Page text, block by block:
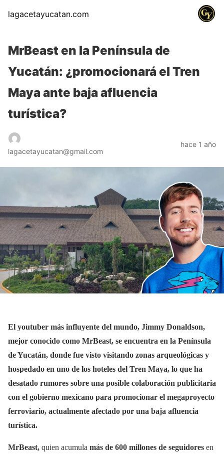
lagacetayucatan.com
MrBeast en la Península de
Yucatán: ¿promocionará el Tren
Maya ante baja afluencia
turística?
lagacetayucatan@gmail.com
hace 1 año
El youtuber más influyente del mundo, Jimmy Donaldson,
mejor conocido como MrBeast, se encuentra en la Península
de Yucatán, donde fue visto visitando zonas arqueológicas y
hospedado en uno de los hoteles del Tren Maya, lo que ha
desatado rumores sobre una posible colaboración publicitaria
con el gobierno mexicano para promocionar el megaproyecto
ferroviario, actualmente afectado por una baja afluencia
turística.
MrBeast, quien acumula más de 600 millones de seguidores en